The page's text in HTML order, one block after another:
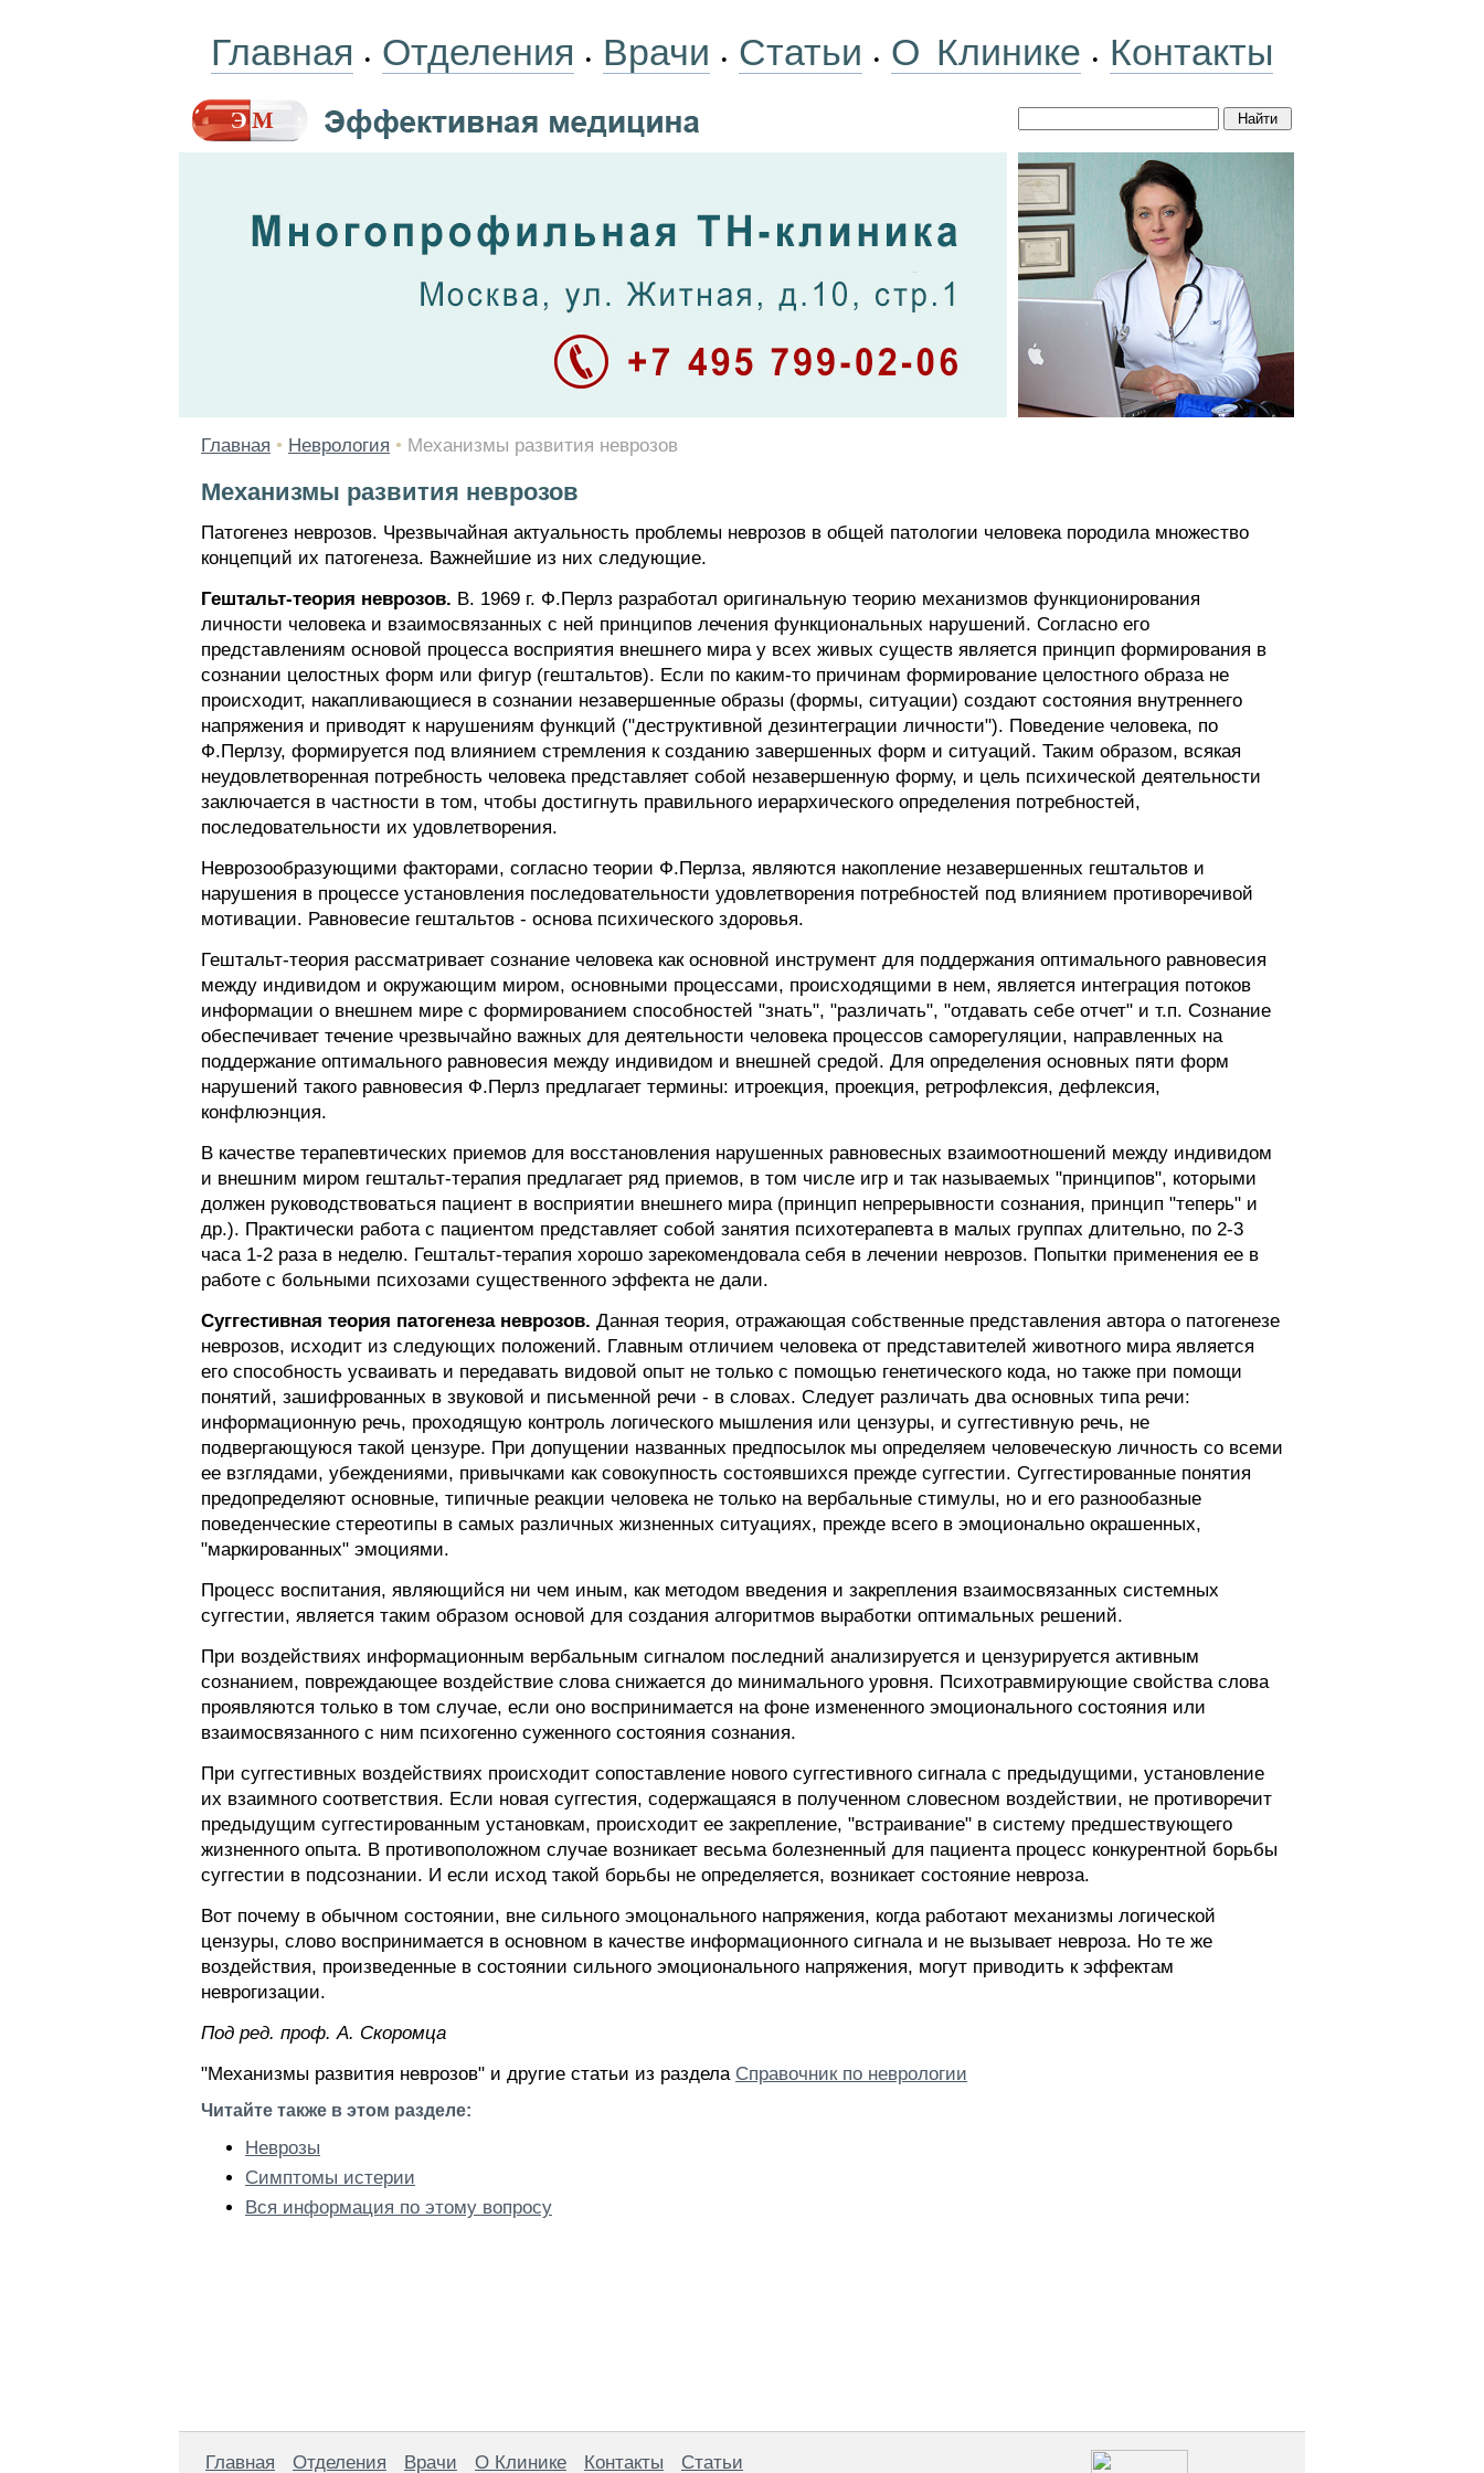
Главная • Отделения • Врачи • Статьи • О Клинике • Контакты
Главная • Неврология • Механизмы развития неврозов
Механизмы развития неврозов
Патогенез неврозов. Чрезвычайная актуальность проблемы неврозов в общей патологии человека породила множество
концепций их патогенеза. Важнейшие из них следующие.
Гештальт-теория неврозов. В. 1969 г. Ф.Перлз разработал оригинальную теорию механизмов функционирования
личности человека и взаимосвязанных с ней принципов лечения функциональных нарушений. Согласно его
представлениям основой процесса восприятия внешнего мира у всех живых существ является принцип формирования в
сознании целостных форм или фигур (гештальтов). Если по каким-то причинам формирование целостного образа не
происходит, накапливающиеся в сознании незавершенные образы (формы, ситуации) создают состояния внутреннего
напряжения и приводят к нарушениям функций ("деструктивной дезинтеграции личности"). Поведение человека, по
Ф.Перлзу, формируется под влиянием стремления к созданию завершенных форм и ситуаций. Таким образом, всякая
неудовлетворенная потребность человека представляет собой незавершенную форму, и цель психической деятельности
заключается в частности в том, чтобы достигнуть правильного иерархического определения потребностей,
последовательности их удовлетворения.
Неврозообразующими факторами, согласно теории Ф.Перлза, являются накопление незавершенных гештальтов и
нарушения в процессе установления последовательности удовлетворения потребностей под влиянием противоречивой
мотивации. Равновесие гештальтов - основа психического здоровья.
Гештальт-теория рассматривает сознание человека как основной инструмент для поддержания оптимального равновесия
между индивидом и окружающим миром, основными процессами, происходящими в нем, является интеграция потоков
информации о внешнем мире с формированием способностей "знать", "различать", "отдавать себе отчет" и т.п. Сознание
обеспечивает течение чрезвычайно важных для деятельности человека процессов саморегуляции, направленных на
поддержание оптимального равновесия между индивидом и внешней средой. Для определения основных пяти форм
нарушений такого равновесия Ф.Перлз предлагает термины: итроекция, проекция, ретрофлексия, дефлексия,
конфлюэнция.
В качестве терапевтических приемов для восстановления нарушенных равновесных взаимоотношений между индивидом
и внешним миром гештальт-терапия предлагает ряд приемов, в том числе игр и так называемых "принципов", которыми
должен руководствоваться пациент в восприятии внешнего мира (принцип непрерывности сознания, принцип "теперь" и
др.). Практически работа с пациентом представляет собой занятия психотерапевта в малых группах длительно, по 2-3
часа 1-2 раза в неделю. Гештальт-терапия хорошо зарекомендовала себя в лечении неврозов. Попытки применения ее в
работе с больными психозами существенного эффекта не дали.
Суггестивная теория патогенеза неврозов. Данная теория, отражающая собственные представления автора о патогенезе
неврозов, исходит из следующих положений. Главным отличием человека от представителей животного мира является
его способность усваивать и передавать видовой опыт не только с помощью генетического кода, но также при помощи
понятий, зашифрованных в звуковой и письменной речи - в словах. Следует различать два основных типа речи:
информационную речь, проходящую контроль логического мышления или цензуры, и суггестивную речь, не
подвергающуюся такой цензуре. При допущении названных предпосылок мы определяем человеческую личность со всеми
ее взглядами, убеждениями, привычками как совокупность состоявшихся прежде суггестии. Суггестированные понятия
предопределяют основные, типичные реакции человека не только на вербальные стимулы, но и его разнообазные
поведенческие стереотипы в самых различных жизненных ситуациях, прежде всего в эмоционально окрашенных,
"маркированных" эмоциями.
Процесс воспитания, являющийся ни чем иным, как методом введения и закрепления взаимосвязанных системных
суггестии, является таким образом основой для создания алгоритмов выработки оптимальных решений.
При воздействиях информационным вербальным сигналом последний анализируется и цензурируется активным
сознанием, повреждающее воздействие слова снижается до минимального уровня. Психотравмирующие свойства слова
проявляются только в том случае, если оно воспринимается на фоне измененного эмоционального состояния или
взаимосвязанного с ним психогенно суженного состояния сознания.
При суггестивных воздействиях происходит сопоставление нового суггестивного сигнала с предыдущими, установление
их взаимного соответствия. Если новая суггестия, содержащаяся в полученном словесном воздействии, не противоречит
предыдущим суггестированным установкам, происходит ее закрепление, "встраивание" в систему предшествующего
жизненного опыта. В противоположном случае возникает весьма болезненный для пациента процесс конкурентной борьбы
суггестии в подсознании. И если исход такой борьбы не определяется, возникает состояние невроза.
Вот почему в обычном состоянии, вне сильного эмоцонального напряжения, когда работают механизмы логической
цензуры, слово воспринимается в основном в качестве информационного сигнала и не вызывает невроза. Но те же
воздействия, произведенные в состоянии сильного эмоционального напряжения, могут приводить к эффектам
неврогизации.
Пoд peд. проф. А. Скоромца
"Механизмы развития неврозов" и другие статьи из раздела Справочник по неврологии
Читайте также в этом разделе:
Неврозы
Симптомы истерии
Вся информация по этому вопросу
Главная Отделения Врачи О Клинике Контакты Статьи